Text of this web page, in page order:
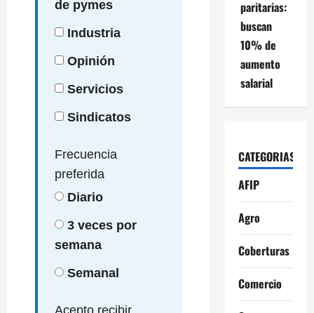
de pymes
Industria
Opinión
Servicios
Sindicatos
Frecuencia
preferida
Diario
3 veces por
semana
Semanal
Acepto recibir
paritarias:
buscan
10% de
aumento
salarial
CATEGORIAS
AFIP
Agro
Coberturas
Comercio